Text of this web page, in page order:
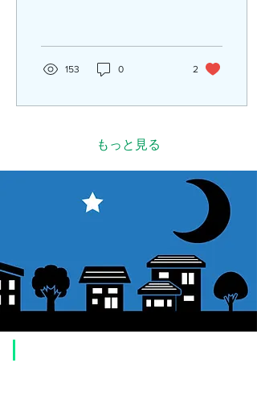
れる完全限定のオリジナル
缶バッジのデザインが完成
しました！ ジャジャジャジ
153 0 2
もっと見る